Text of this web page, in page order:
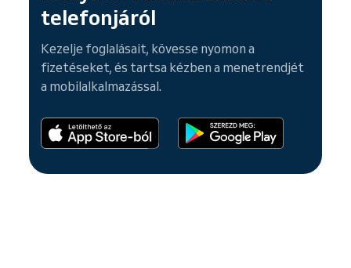
telefonjáról
Kezelje foglalásait, kövesse nyomon a
fizetéseket, és tartsa kézben a menetrendjét
a mobilalkalmazással.